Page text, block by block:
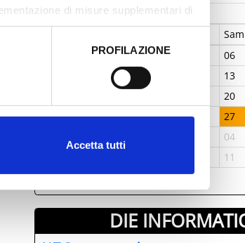
di misure supplementari di
PROFILAZIONE
Accetta tutti
September-2025
Sam
02 03 04 06
10 13
20
22
23 24 25 26 27
04
11
DIE